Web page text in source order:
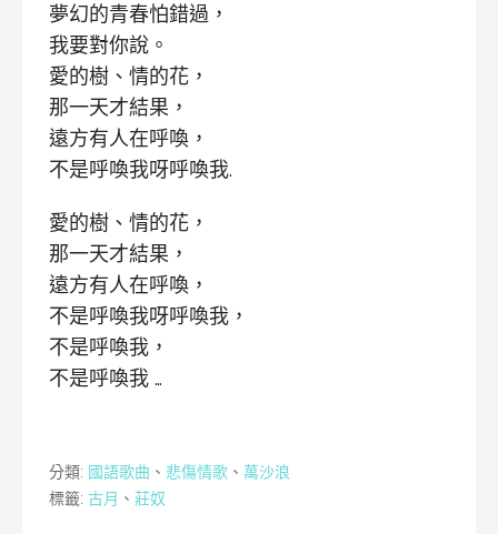
夢幻的青春怕錯過，
我要對你說。
愛的樹、情的花，
那一天才結果，
遠方有人在呼喚，
不是呼喚我呀呼喚我.
愛的樹、情的花，
那一天才結果，
遠方有人在呼喚，
不是呼喚我呀呼喚我，
不是呼喚我，
不是呼喚我 …
分類: 國語歌曲 、 悲傷情歌 、 萬沙浪
標籤: 古月 、 莊奴